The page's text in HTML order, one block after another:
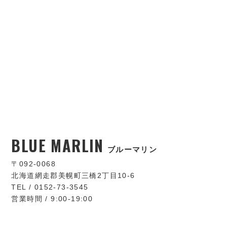
BLUE MARLIN ブルーマリン
〒092-0068
北海道網走郡美幌町三橋2丁目10-6
TEL / 0152-73-3545
営業時間 / 9:00-19:00